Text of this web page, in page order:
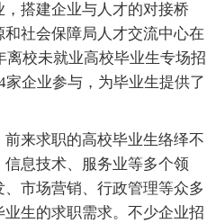
搭建企业与人才的对接桥
社会保障局人才交流中心在
离校未就业高校毕业生专场招
企业参与，为毕业生提供了
来求职的高校毕业生络绎不
息技术、服务业等多个领
市场营销、行政管理等众多
生的求职需求。不少企业招